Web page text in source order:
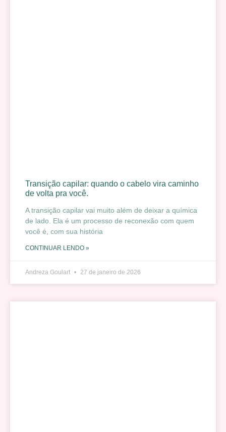
Transição capilar: quando o cabelo vira caminho
de volta pra você.
A transição capilar vai muito além de deixar a química
de lado. Ela é um processo de reconexão com quem
você é, com sua história
CONTINUAR LENDO »
Andreza Goulart 27 de janeiro de 2026